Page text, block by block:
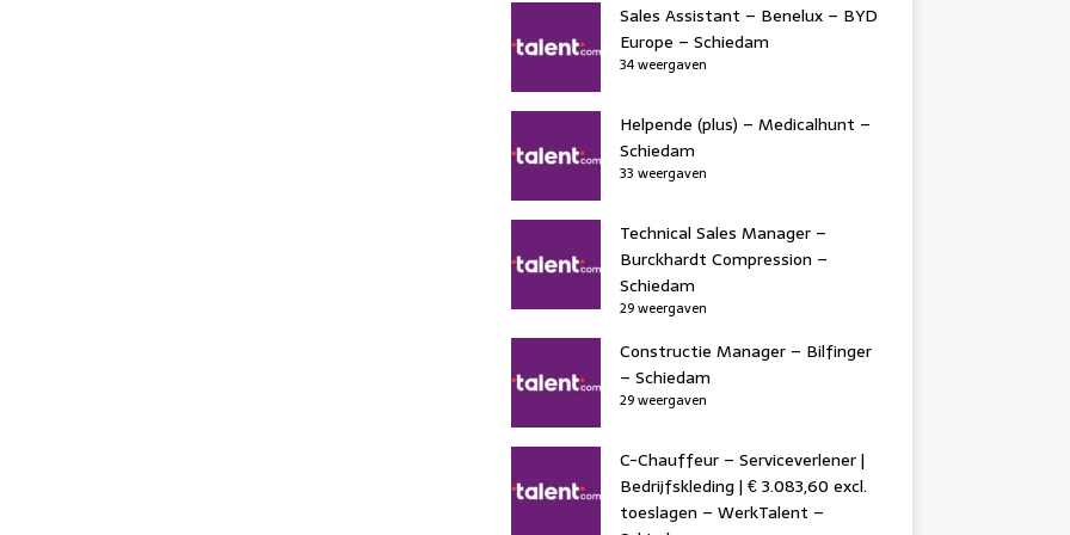
Sales Assistant – Benelux – BYD
Europe – Schiedam
34 weergaven
Helpende (plus) – Medicalhunt –
Schiedam
33 weergaven
Technical Sales Manager –
Burckhardt Compression –
Schiedam
29 weergaven
Constructie Manager – Bilfinger
– Schiedam
29 weergaven
C-Chauffeur – Serviceverlener |
Bedrijfskleding | € 3.083,60 excl.
toeslagen – WerkTalent –